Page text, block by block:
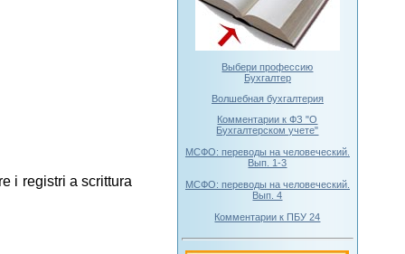
i registri a scrittura
Выбери профессию
Бухгалтер
Волшебная бухгалтерия
Комментарии к ФЗ "О
Бухгалтерском учете"
МСФО: переводы на человеческий.
Вып. 1-3
МСФО: переводы на человеческий.
Вып. 4
Комментарии к ПБУ 24